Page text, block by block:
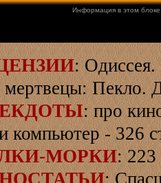
Информация в этом
:
Пекло.
: про
компьютер - 326
МОРКИ: 223
: